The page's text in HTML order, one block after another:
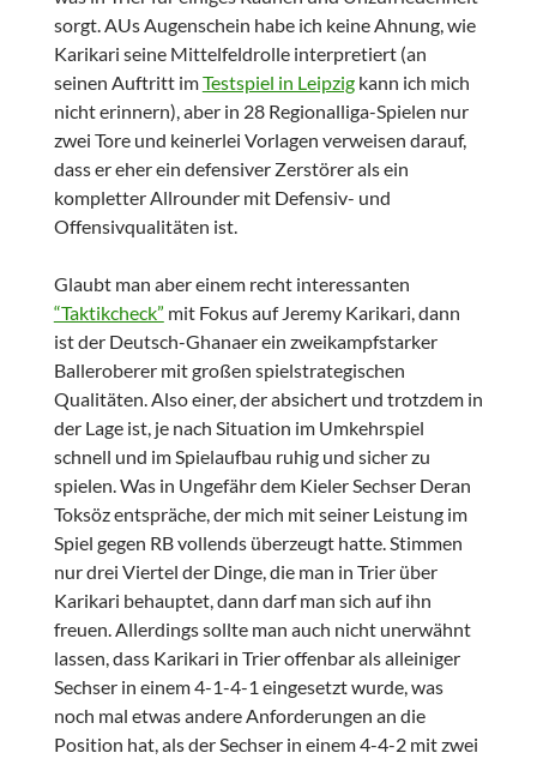
sorgt. AUs Augenschein habe ich keine Ahnung, wie
Karikari seine Mittelfeldrolle interpretiert (an
seinen Auftritt imTestspiel in Leipzigkann ich mich
nicht erinnern), aber in 28 Regionalliga-Spielen nur
zwei Tore und keinerlei Vorlagen verweisen darauf,
dass er eher ein defensiver Zerstörer als ein
kompletter Allrounder mit Defensiv- und
Offensivqualitäten ist.
Glaubt man aber einem recht interessanten
“Taktikcheck” mit Fokus auf Jeremy Karikari, dann
ist der Deutsch-Ghanaer ein zweikampfstarker
Balleroberer mit großen spielstrategischen
Qualitäten. Also einer, der absichert und trotzdem in
der Lage ist, je nach Situation im Umkehrspiel
schnell und im Spielaufbau ruhig und sicher zu
spielen. Was in Ungefähr dem Kieler Sechser Deran
Toksöz entspräche, der mich mit seiner Leistung im
Spiel gegen RB vollends überzeugt hatte. Stimmen
nur drei Viertel der Dinge, die man in Trier über
Karikari behauptet, dann darf man sich auf ihn
freuen. Allerdings sollte man auch nicht unerwähnt
lassen, dass Karikari in Trier offenbar als alleiniger
Sechser in einem 4-1-4-1 eingesetzt wurde, was
noch mal etwas andere Anforderungen an die
Position hat, als der Sechser in einem 4-4-2 mit zwei